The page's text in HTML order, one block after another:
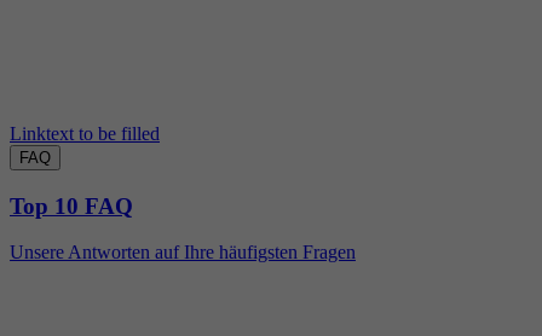
Linktext to be filled
FAQ
Top 10 FAQ
Unsere Antworten auf Ihre häufigsten Fragen